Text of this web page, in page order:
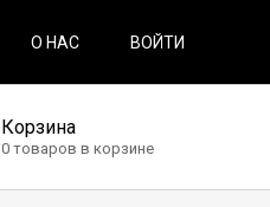
О НАС ВОЙТИ
Корзина
0 товаров в корзине